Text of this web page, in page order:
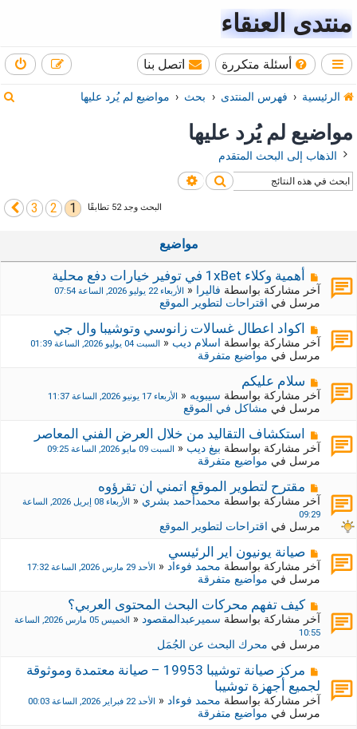
منتدى العنقاء
أسئلة متكررة اتصل بنا
الرئيسية فهرس المنتدى بحث مواضيع لم يُرد عليها
ب
مواضيع لم يُرد عليها
الذهاب إلى البحث المتقدم
بحث بحث متقدم
البحث وجد 52 تطابقًا 1
2
3التالي
مواضيع
م
ش
ر
ك
ة
ج
د
د
ة
أهمية وكلاء 1xBet في توفير خيارات دفع محلية
آخر مشاركة بواسطة فاليرا « الأربعاء 22 يوليو 2026, الساعة 07:54
مرسل في اقتراحات لتطوير الموقع
م
ش
ر
ك
ة
ج
د
د
ة
اكواد اعطال غسالات زانوسي وتوشيبا وال جي
آخر مشاركة بواسطة اسلام ديب« السبت 04 يوليو 2026, الساعة 01:39
مرسل في مواضيع متفرقة
م
ش
ر
ك
ة
ج
د
د
ة
سلام عليكم
آخر مشاركة بواسطة سيبويه« الأربعاء 17 يونيو 2026, الساعة 11:37
مرسل في مشاكل في الموقع
م
ش
ر
ك
ة
ج
د
ي
ة
استكشاف التقاليد من خلال العرض الفني المعاصر
آخر مشاركة بواسطة بيغ ديب« السبت 09 مايو 2026, الساعة 09:25
مرسل في مواضيع متفرقة
م
ش
ا
ك
ة
ج
د
ي
ة
مقترح لتطوير الموقع اتمني ان تقرؤوه
آخر مشاركة بواسطة محمدأحمد بشري«
الأربعاء 08 إبريل 2026, الساعة
09:29
مرسل في اقتراحات لتطوير الموقع
م
ش
ر
ك
ة
ج
د
ي
ة
صيانة يونيون اير الرئيسي
آخر مشاركة بواسطة محمد فوءاد« الأحد 29 مارس 2026, الساعة 17:32
مرسل في مواضيع متفرقة
م
ش
ا
ك
ة
ج
د
ي
د
كيف تفهم محركات البحث المحتوى العربي؟
آخر مشاركة بواسطة سميرعبدالمقصود«
الخميس 05 مارس 2026, الساعة
10:55
مرسل في محرك البحث عن الجُمَل
م
ش
ا
ر
ك
مركز صيانة توشيبا 19953 – صيانة معتمدة وموثوقة
لجميع أجهزة توشيبا
آخر مشاركة بواسطة محمد فوءاد« الأحد 22 فبراير 2026, الساعة 00:03
مرسل في مواضيع متفرقة